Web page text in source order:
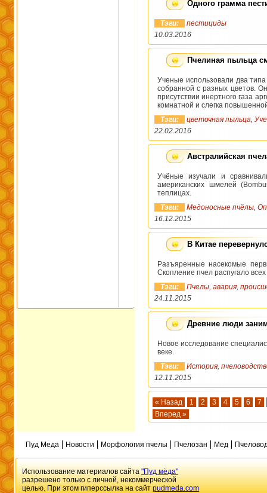
Одного грамма
Тэги:
пестициды
10.03.2016
Пчелиная пыльца
Ученые использовали два
собранной с разных цветов.
присутствии инертного газа
комнатной и слегка
Тэги:
цветочная пыльца,
22.02.2016
Австралийская
Учёные изучали и
американских шмелей
теплицах.
Тэги:
Медоносные пчёлы,
16.12.2015
В Китае
Разъяренные насекомые
Скопление пчел распугало
Тэги:
Пчелы, авария,
24.11.2015
Древние люди
Новое исследование
веке.
Тэги:
История,
12.11.2015
« Назад 1 2 3 4 5 6
7
Вперед »
Пуд Меда Новости Морфология пчелы Пчелозан Мед
Использование материалов сайта"Пуд мёда"
разрешено только с личной, некоммерческой
целью. При этом гиперссылка на сайтpudmeda.com